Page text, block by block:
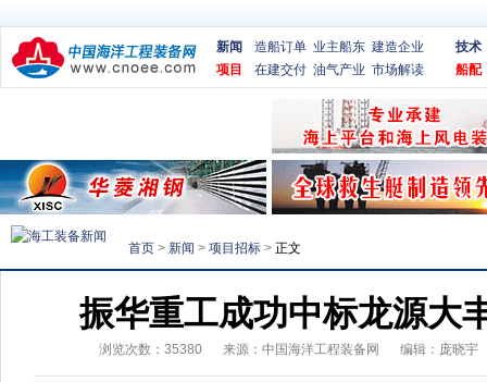
新闻 造船订单 业主船东 建造企业
项目
在建交付 油气产业 市场解读
技术
船配
首页 > 新闻 > 项目招标 > 正文
振华重工成功中标龙源大
浏览次数： 35380 来源： 中国海洋工程装备网 编辑：庞晓宇